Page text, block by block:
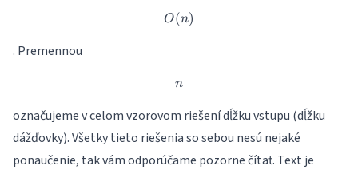
O(n)
O(n)
. Premennou
n
n
označujeme v celom vzorovom riešení dĺžku vstupu (dĺžku
dážďovky). Všetky tieto riešenia so sebou nesú nejaké
ponaučenie, tak vám odporúčame pozorne čítať. Text je